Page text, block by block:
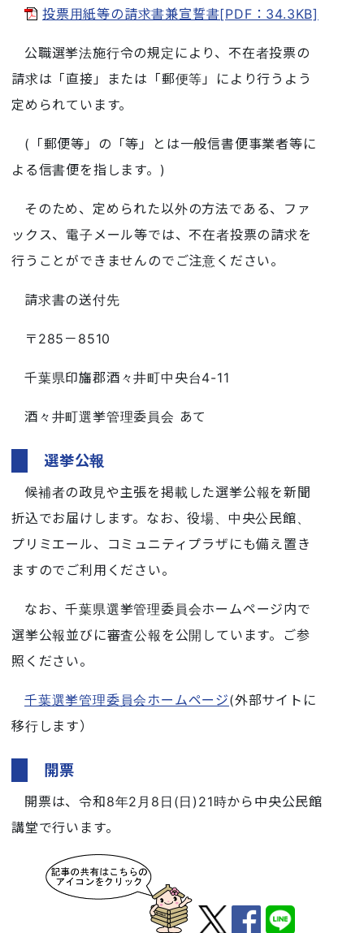
投票用紙等の請求書兼宣誓書[PDF：34.3KB]
公職選挙法施行令の規定により、不在者投票の
請求は「直接」または「郵便等」により行うよう
定められています。
(「郵便等」の「等」とは一般信書便事業者等に
よる信書便を指します。)
そのため、定められた以外の方法である、ファ
ックス、電子メール等では、不在者投票の請求を
行うことができませんのでご注意ください。
請求書の送付先
〒285－8510
千葉県印旛郡酒々井町中央台4-11
酒々井町選挙管理委員会 あて
選挙公報
候補者の政見や主張を掲載した選挙公報を新聞
折込でお届けします。なお、役場、中央公民館、
プリミエール、コミュニティプラザにも備え置き
ますのでご利用ください。
なお、千葉県選挙管理委員会ホームページ内で
選挙公報並びに審査公報を公開しています。ご参
照ください。
千葉選挙管理委員会ホームページ(外部サイトに
移行します）
開票
開票は、令和8年2月8日(日)21時から中央公民館
講堂で行います。